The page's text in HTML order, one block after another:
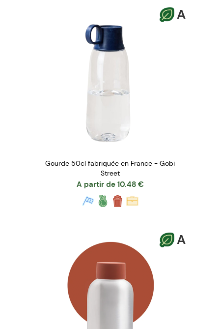
A
Gourde 50cl fabriquée en France - Gobi
Street
A partir de 10.48 €
A